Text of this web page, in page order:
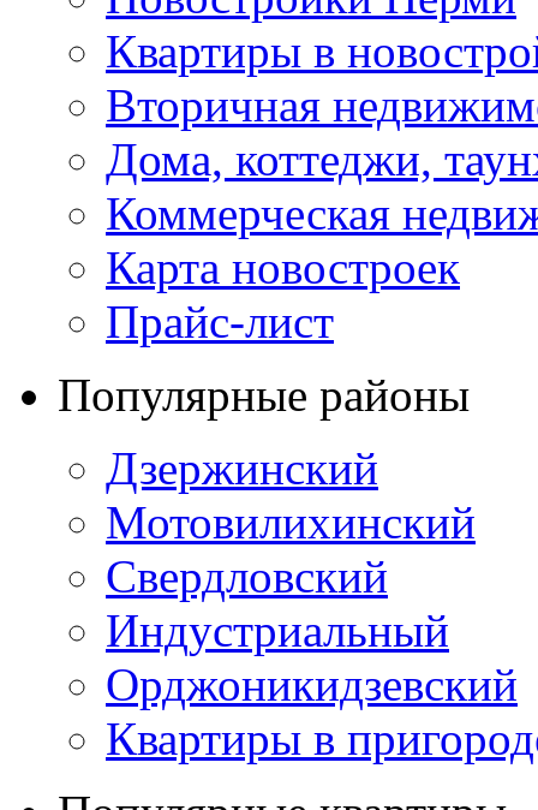
Квартиры в
Вторичная
Дома, коттеджи,
Коммерческая
Карта новостроек
Прайс-лист
Популярные районы
Дзержинский
Мотовилихинский
Свердловский
Индустриальный
Орджоникидзевский
Квартиры в